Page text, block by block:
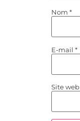
Nom *
E-mail *
Site web